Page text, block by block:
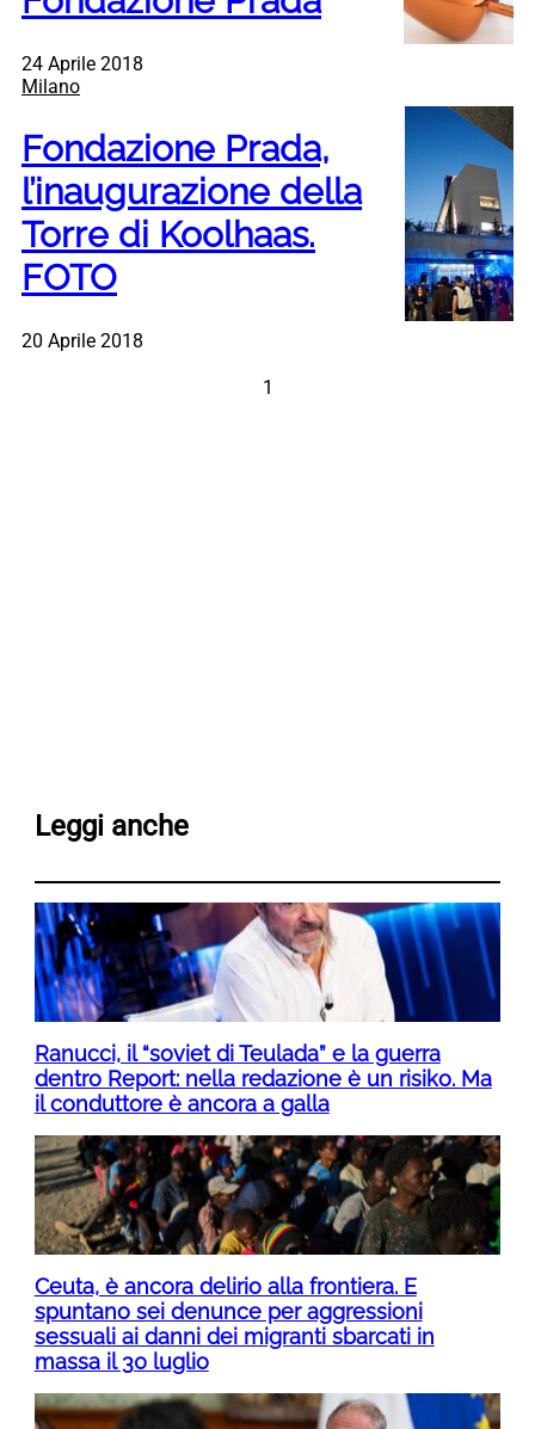
24 Aprile 2018
Milano
Fondazione Prada,
l’inaugurazione della
Torre di Koolhaas.
FOTO
20 Aprile 2018
1
Leggi anche
Ranucci, il “soviet di Teulada” e la guerra
dentro Report: nella redazione è un risiko. Ma
il conduttore è ancora a galla
Ceuta, è ancora delirio alla frontiera. E
spuntano sei denunce per aggressioni
sessuali ai danni dei migranti sbarcati in
massa il 30 luglio